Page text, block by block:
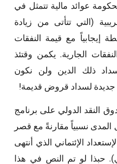
عوائد مالية تتمثل في
(التي تتأتى من زيادة
إيجابياً مع قيمة النفقات
الجارية. يكمن وقتئذ
ذلك الدين ولن نكون
لسداد قروض قديمة!
النقد الدولي على برنامج
نسبياً مقارنةً مع قصر
الإئتماني الذي أنتهى
حبذا لو تم النص في هذا